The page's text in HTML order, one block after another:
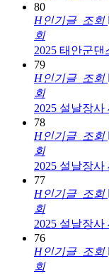
80
H인기글 조회
회
2025 태안군
79
H인기글 조회
회
2025 설날장사
78
H인기글 조회
회
2025 설날장사
77
H인기글 조회
회
2025 설날장사
76
H인기글 조회
회